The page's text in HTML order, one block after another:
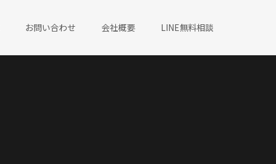
お問い合わせ 会社概要 LINE無料相談